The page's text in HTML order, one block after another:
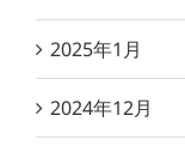
2025年1月
2024年12月